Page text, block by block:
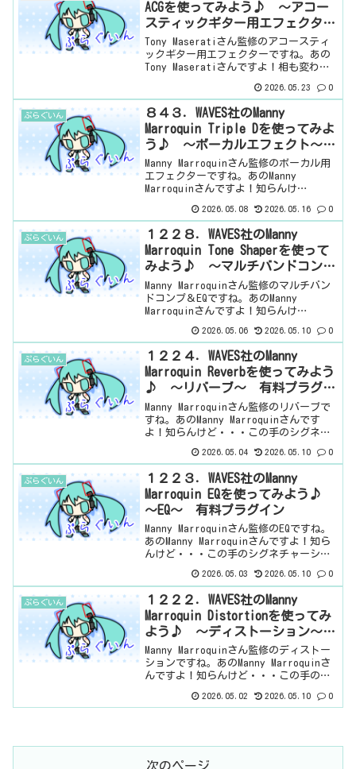
ACGを使ってみよう♪ ～アコー
スティックギター用エフェクター
～ 有料プラグイン
Tony Maseratiさん監修のアコースティ
ックギター用エフェクターですね。あの
Tony Maseratiさんですよ！相も変わら
シグネチャーシリーズのくせに、前と同
じように始めてみる。さっそく見てい
き...
2026.05.23 0
ぷらぐいん
８４３．WAVES社のManny
Marroquin Triple Dを使ってみよ
う♪ ～ボーカルエフェクト～
有料プラグイン
Manny Marroquinさん監修のボーカル用
エフェクターですね。あのManny
Marroquinさんですよ！知らんけ
は、楽器ごとが多いですが、このシリー
ズは、単純にエフェクターが6種類のよう
です。...
2026.05.08 2026.05.16 0
ぷらぐいん
１２２８．WAVES社のManny
Marroquin Tone Shaperを使って
みよう♪ ～マルチバンドコン
プ・EQ～ 有料プラグイン
Manny Marroquinさん監修のマルチバン
ドコンプ＆EQですね。あのManny
Marroquinさんですよ！知らんけ
は、楽器ごとが多いですが、このシリー
ズは、単純にエフェクターが6種類のよう
です...
2026.05.06 2026.05.10 0
ぷらぐいん
１２２４．WAVES社のManny
Marroquin Reverbを使ってみよう
♪ ～リバーブ～ 有料プラグイ
ン
Manny Marroquinさん監修のリバーブで
すね。あのManny Marroquinさんです
よ！知らんけど・・・この手のシグネチ
が、このシリーズは、単純にエフェクタ
ーが6種類のようです。ということ
で、...
2026.05.04 2026.05.10 0
ぷらぐいん
１２２３．WAVES社のManny
Marroquin EQを使ってみよう♪
～EQ～ 有料プラグイン
Manny Marroquinさん監修のEQですね。
あのManny Marroquinさんですよ！知ら
んけど・・・この手のシグネチャーシリ
リーズは、単純にエフェクターが6種類の
ようです。ということで、見て...
2026.05.03 2026.05.10 0
ぷらぐいん
１２２２．WAVES社のManny
Marroquin Distortionを使ってみ
よう♪ ～ディストーション～
有料プラグイン
Manny Marroquinさん監修のディストー
ションですね。あのManny Marroquinさ
んですよ！知らんけど・・・この手のシ
ですが、このシリーズは、単純にエフェ
2026.05.02 2026.05.10 0
次のページ